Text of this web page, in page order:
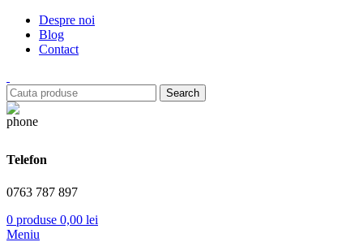
Despre noi
Blog
Contact
Search
Telefon
0763 787 897
0 produse 0,00 lei
Meniu